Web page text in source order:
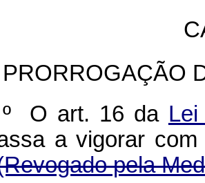
PRORROGAÇÃO
O art. 16 da
a vigorar
pela